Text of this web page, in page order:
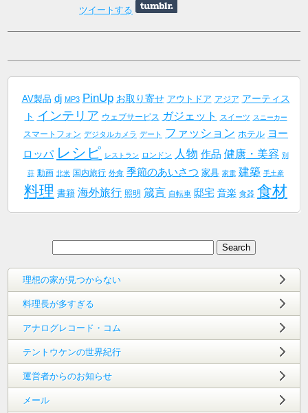
ツイートする
AV製品 dj MP3 PinUp お取り寄せ アウトドア アジア アーティス
ト インテリア ウェブサービス ガジェット スイーツ スニーカー
スマートフォン デジタルカメラ デート ファッション ホテル ヨー
ロッパ レシピ レストラン ロンドン 人物 作品 健康・美容 別
荘 動画 北米 国内旅行 外食 季節のあいさつ 家具 家電 建築 手土産
料理 書籍 海外旅行 照明 箴言 自転車 邸宅 音楽 食器 食材
理想の家が見つからない
料理長が多すぎる
アナログレコード・コム
テントウケンの世界紀行
運営者からのお知らせ
メール